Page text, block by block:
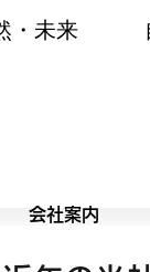
・未来 自
会社案内